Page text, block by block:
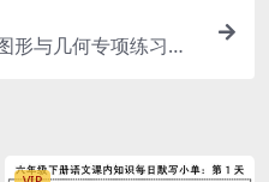
形与几何专项练习小